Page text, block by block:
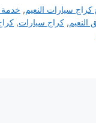
سيارات النعيم, خدمة
, كراج سيارات,